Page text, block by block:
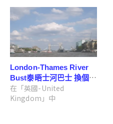
London-Thames River
Bust泰晤士河巴士 換個角
度看倫敦
在「英國-United
Kingdom」中